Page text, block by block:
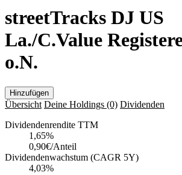
streetTracks DJ US
La./C.Value
o.N.
Hinzufügen
Übersicht Deine Holdings (0) Dividenden
Dividendenrendite TTM
1,65%
0,90€/Anteil
Dividendenwachstum (CAGR 5Y)
4,03%